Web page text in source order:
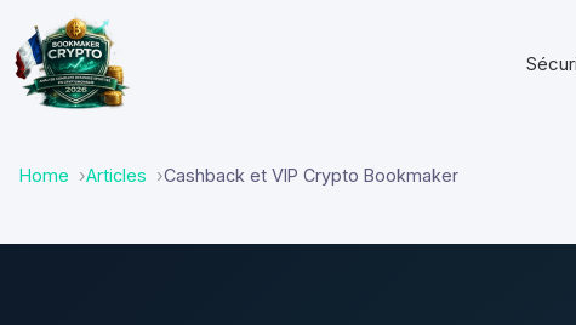
Home Articles Cashback et VIP Crypto Bookmaker